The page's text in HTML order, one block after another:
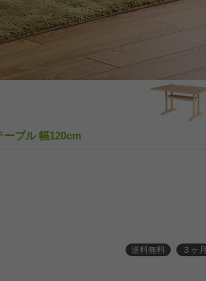
ーブル 幅120cm
送料無料 ３ヶ